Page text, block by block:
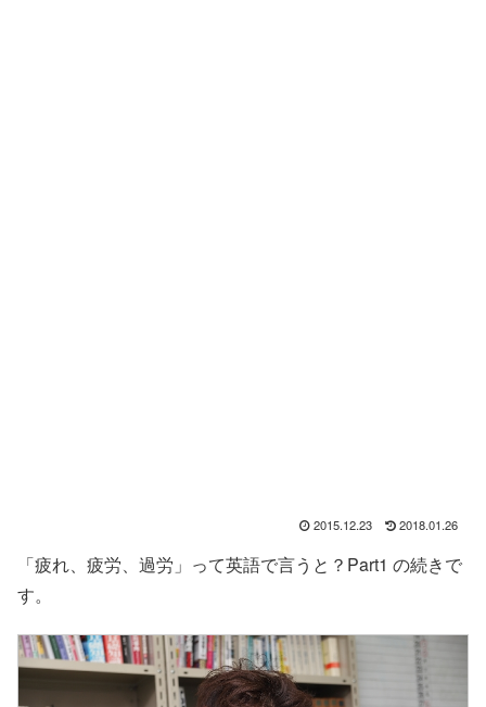
2015.12.23 2018.01.26
「疲れ、疲労、過労」って英語で言うと？Part1 の続きで
す。